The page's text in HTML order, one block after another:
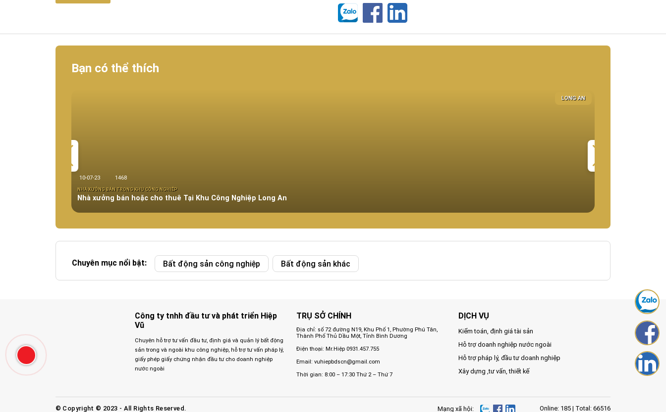
Bạn có thể thích
LONG AN
10-07-23 1468
NHÀ XƯỞNG BÁN TRONG KHU CÔNG NGHIÊP
Nhà xưởng bán hoặc cho thuê Tại Khu Công Nghiệp Long An
Giá:
Giá:
Chuyên mục nổi bật: Bất động sản công nghiệp Bất động sản khác
Công ty tnhh đầu tư và phát triển Hiệp
Vũ
Chuyên hỗ trợ tư vấn đầu tư, định giá và quản lý bất động
sản trong và ngoài khu công nghiệp, hỗ trợ tư vấn pháp lý,
giấy phép giấy chứng nhận đầu tư cho doanh nghiệp
nước ngoài
TRỤ SỞ CHÍNH
Địa chỉ: số 72 đường N19, Khu Phố 1, Phường Phú Tân,
Thành Phố Thủ Dầu Một, Tỉnh Bình Dương
Điện thoại: Mr.Hiệp 0931.457.755
Email:vuhiepbdscn@gmail.com
Thời gian: 8:00 – 17:30 Thứ 2 – Thứ 7
DỊCH VỤ
Kiểm toán, định giá tài sản
Hỗ trợ doanh nghiệp nước ngoài
Hỗ trợ pháp lý, đầu tư doanh nghiệp
Xây dựng ,tư vấn, thiết kế
© Copyright © 2023 - All Rights Reserved. Mạng xã hội: Online: 185 | Total: 66516